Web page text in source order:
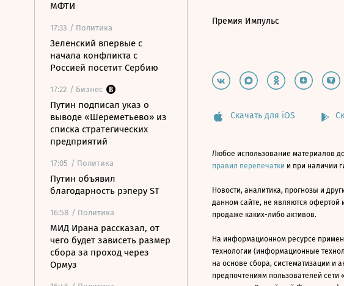
МФТИ
17:33 / Политика
Зеленский впервые с
начала конфликта с
Россией посетит Сербию
17:22 / Бизнес
Путин подписал указ о
выводе «Шереметьево» из
списка стратегических
предприятий
17:05 / Политика
Путин объявил
благодарность рэперу ST
16:58 / Политика
МИД Ирана рассказал, от
чего будет зависеть размер
сбора за проход через
Ормуз
Премия Импульс
Скачать для iOS
Любое использование материалов
правил перепечатки и при наличии
Новости, аналитика, прогнозы и
данном сайте, не являются офертой
продаже каких-либо активов.
На информационном ресурсе
технологии (информационные
на основе сбора, систематизации и
предпочтениям пользователей сети